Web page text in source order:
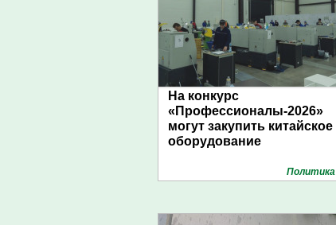
На конкурс
«Профессионалы-2026»
могут закупить китайское
оборудование
Политика